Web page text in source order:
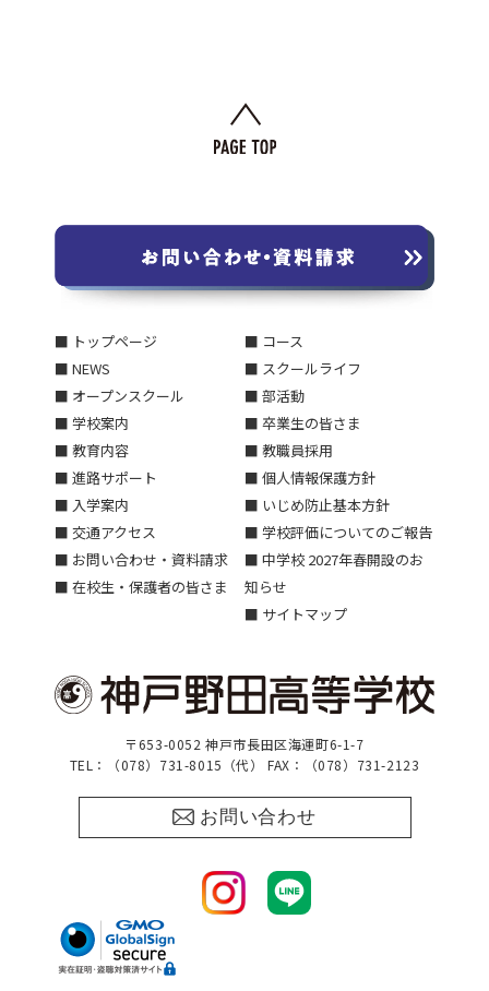
■ トップページ
■ NEWS
■ オープンスクール
■ 学校案内
■ 教育内容
■ 進路サポート
■ 入学案内
■ 交通アクセス
■ お問い合わせ・資料請求
■ 在校生・保護者の皆さま
■ コース
■ スクールライフ
■ 部活動
■ 卒業生の皆さま
■ 教職員採用
■ 個人情報保護方針
■ いじめ防止基本方針
■ 学校評価についてのご報告
■ 中学校 2027年春開設のお
知らせ
■ サイトマップ
〒653-0052 神戸市長田区海運町6-1-7
TEL：（078）731-8015（代） FAX：（078）731-2123
お問い合わせ